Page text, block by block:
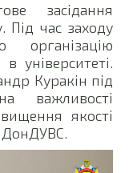
засідання
Під час заходу
організацію
університеті.
Куракін під
важливості
якості
ДонДУВС.